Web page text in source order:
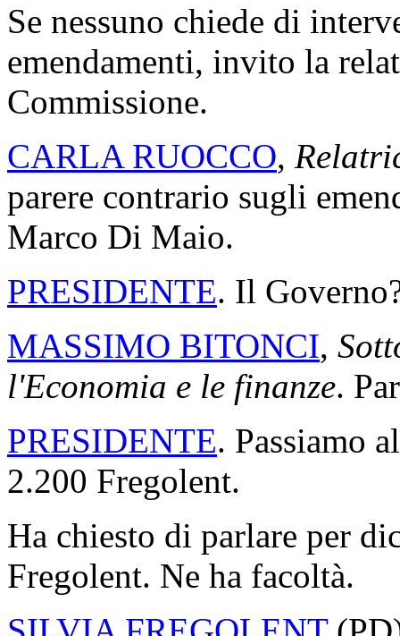
Se nessuno chiede di
emendamenti, invito la
Commissione.
CARLA RUOCCO,
parere contrario sugli
Marco Di Maio.
PRESIDENTE. Il
MASSIMO BITONCI,
l'Economia e le finanze.
PRESIDENTE. Passiamo
2.200 Fregolent.
Ha chiesto di parlare per
Fregolent. Ne ha facoltà.